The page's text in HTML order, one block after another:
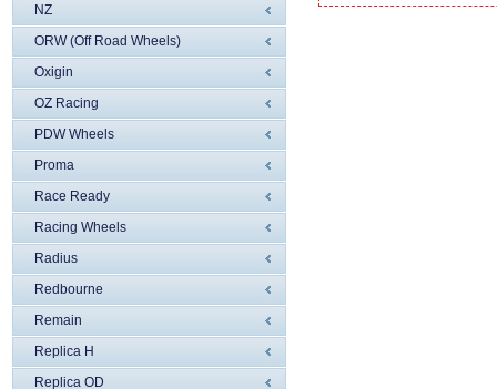
NZ
ORW (Off Road Wheels)
Oxigin
OZ Racing
PDW Wheels
Proma
Race Ready
Racing Wheels
Radius
Redbourne
Remain
Replica H
Replica OD